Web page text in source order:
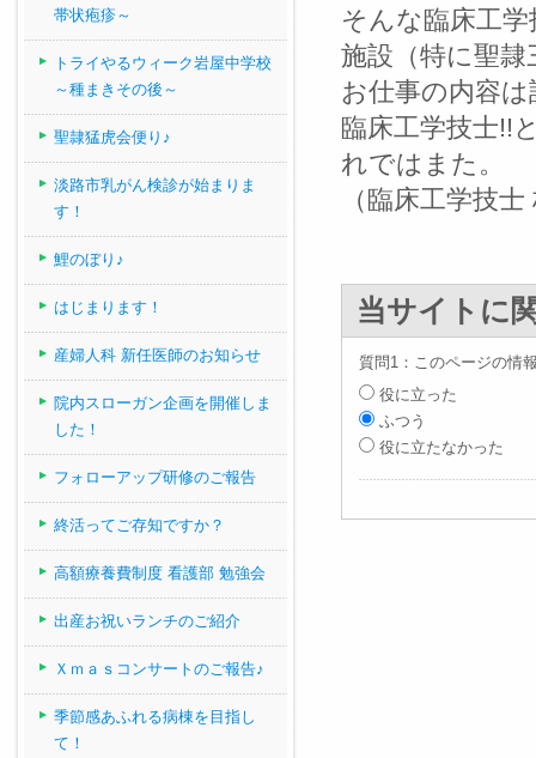
そんな臨床工
施設（特に聖
お仕事の内容
臨床工学技士!!
れではまた。
（臨床工学技
当サイトに
質問1：このページの情
役に立った
ふつう
役に立たなかった
帯状疱疹～
トライやるウィーク岩屋中学校
～種まきその後～
聖隷猛虎会便り♪
淡路市乳がん検診が始まりま
す！
鯉のぼり♪
はじまります！
産婦人科 新任医師のお知らせ
院内スローガン企画を開催しま
した！
フォローアップ研修のご報告
終活ってご存知ですか？
高額療養費制度 看護部 勉強会
出産お祝いランチのご紹介
Ｘｍａｓコンサートのご報告♪
季節感あふれる病棟を目指し
て！